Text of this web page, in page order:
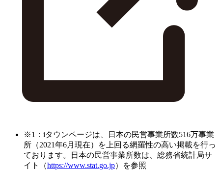
※1：iタウンページは、日本の民営事業所数516万事業
所（2021年6月現在）を上回る網羅性の高い掲載を行っ
ております。日本の民営事業所数は、総務省統計局サ
イト（https://www.stat.go.jp）を参照